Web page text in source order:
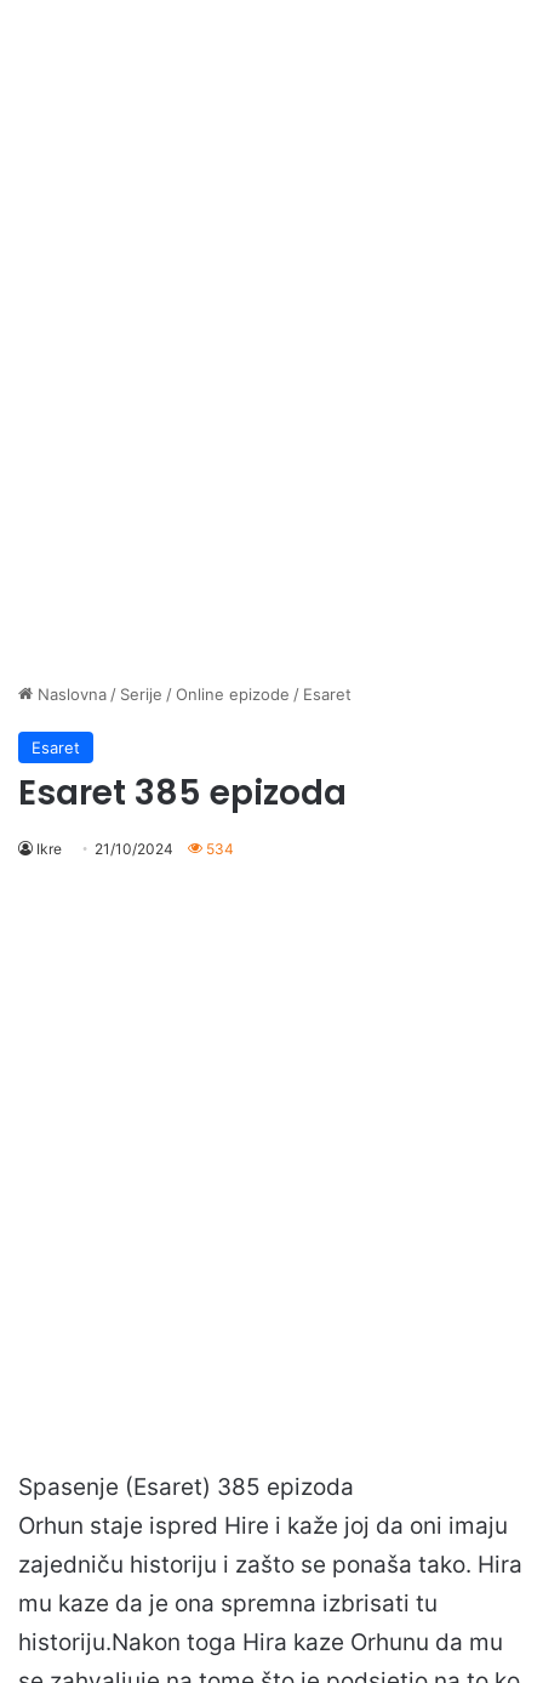
Naslovna / Serije /Online epizode / Esaret
Esaret
Esaret 385 epizoda
Ikre 21/10/2024 534
Spasenje (Esaret) 385 epizoda
Orhun staje ispred Hire i kaže joj da oni imaju
zajedniču historiju i zašto se ponaša tako. Hira
mu kaze da je ona spremna izbrisati tu
historiju.Nakon toga Hira kaze Orhunu da mu